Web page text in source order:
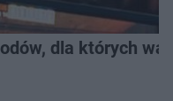
dla których